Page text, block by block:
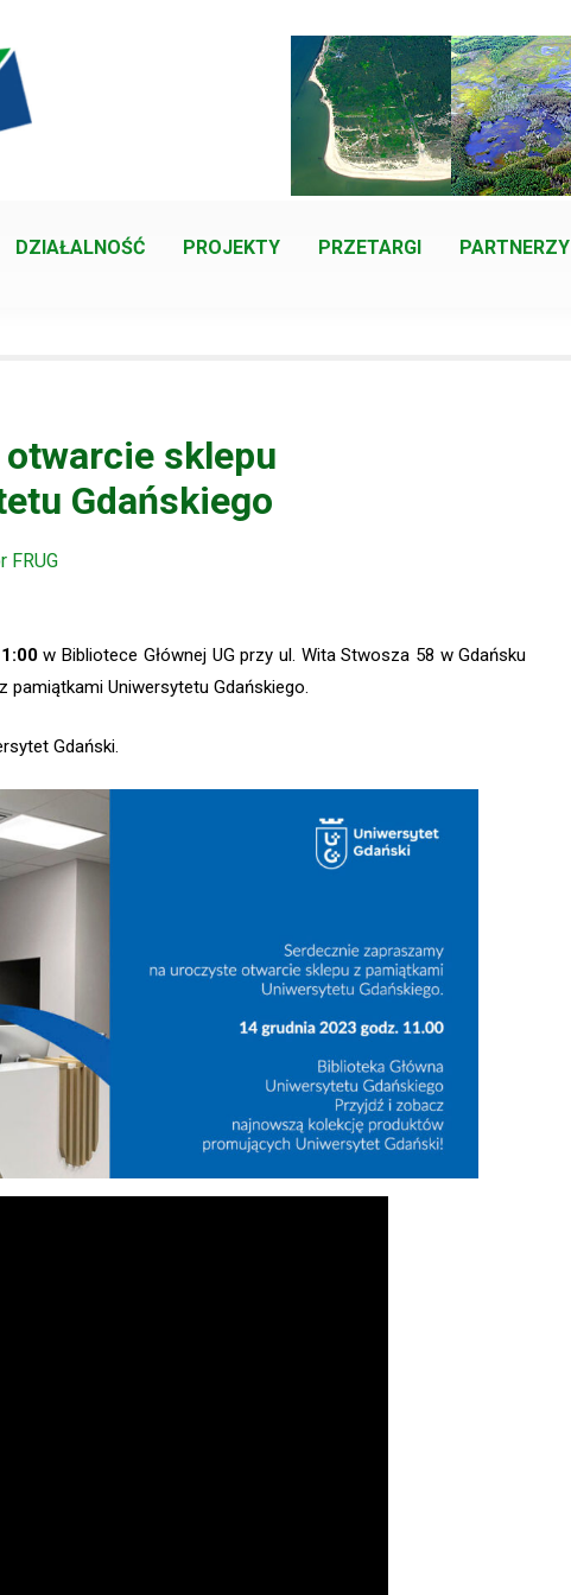
DZIAŁALNOŚĆ PROJEKTY PRZETARGI PARTNERZY
sklepu
Gdańskiego
FRUG
w Bibliotece Głównej UG przy ul. Wita Stwosza 58 w Gdańsku
Uniwersytetu Gdańskiego.
Gdański.